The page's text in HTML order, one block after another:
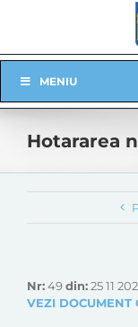
Navigation
MENIU
Hotararea
Nr:49din:25 11
VEZI DOCUMENT